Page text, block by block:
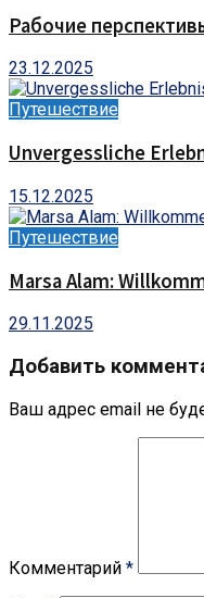
Рабочие
23.12.2025
Путешествие
Unvergessliche
15.12.2025
Путешествие
Marsa Alam:
29.11.2025
Добавить
Ваш адрес email не
Комментарий *